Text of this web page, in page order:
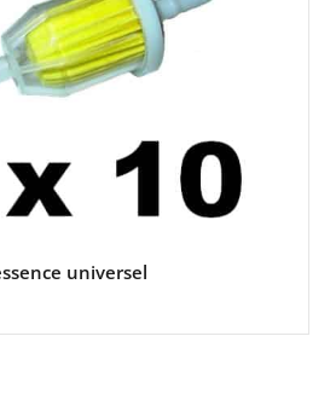
universel